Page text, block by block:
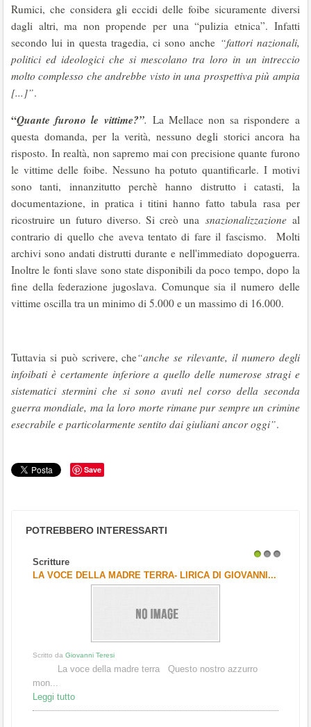
Rumici, che considera gli eccidi delle foibe sicuramente diversi
dagli altri, ma non propende per una “pulizia etnica”. Infatti
secondo lui in questa tragedia, ci sono anche “fattori nazionali,
politici ed ideologici che si mescolano tra loro in un intreccio
molto complesso che andrebbe visto in una prospettiva più ampia
[...]”.
“Quante furono le vittime?”. La Mellace non sa rispondere a
questa domanda, per la verità, nessuno degli storici ancora ha
risposto. In realtà, non sapremo mai con precisione quante furono
le vittime delle foibe. Nessuno ha potuto quantificarle. I motivi
sono tanti, innanzitutto perchè hanno distrutto i catasti, la
documentazione, in pratica i titini hanno fatto tabula rasa per
ricostruire un futuro diverso. Si creò una snazionalizzazioneal
contrario di quello che aveva tentato di fare il fascismo. Molti
archivi sono andati distrutti durante e nell'immediato dopoguerra.
Inoltre le fonti slave sono state disponibili da poco tempo, dopo la
fine della federazione jugoslava. Comunque sia il numero delle
vittime oscilla tra un minimo di 5.000 e un massimo di 16.000.
Tuttavia si può scrivere, che“anche se rilevante, il numero degli
infoibati è certamente inferiore a quello delle numerose stragi e
sistematici stermini che si sono avuti nel corso della seconda
guerra mondiale, ma la loro morte rimane pur sempre un crimine
esecrabile e particolarmente sentito dai giuliani ancor oggi”.
Save
POTREBBERO INTERESSARTI
Scritture
LA VOCE DELLA MADRE TERRA- LIRICA DI GIOVANNI...
Scritto da Giovanni Teresi
La voce della madre terra Questo nostro azzurro
mon...
Leggi tutto